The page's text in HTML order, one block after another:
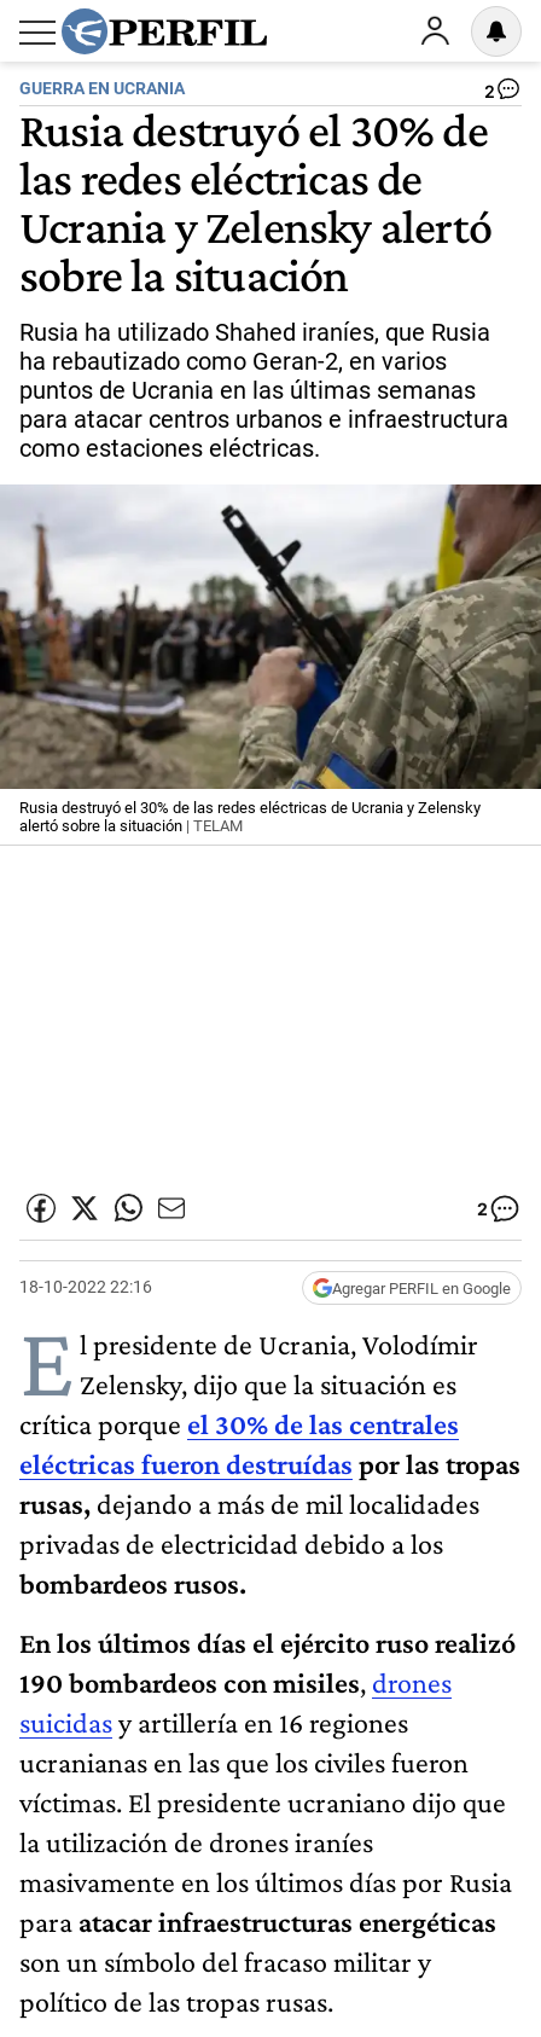
GUERRA EN UCRANIA 2
Rusia destruyó el 30% de
las redes eléctricas de
Ucrania y Zelensky alertó
sobre la situación
Rusia ha utilizado Shahed iraníes, que Rusia
ha rebautizado como Geran-2, en varios
puntos de Ucrania en las últimas semanas
para atacar centros urbanos e infraestructura
como estaciones eléctricas.
Rusia destruyó el 30% de las redes eléctricas de Ucrania y Zelensky
alertó sobre la situación | TELAM
2
18-10-2022 22:16 Agregar PERFIL en Google
E l presidente de Ucrania, Volodímir
Zelensky, dijo que la situación es
crítica porque el 30% de las centrales
eléctricas fueron destruídas por las tropas
rusas, dejando a más de mil localidades
privadas de electricidad debido a los
bombardeos rusos.
En los últimos días el ejército ruso realizó
190 bombardeos con misiles, drones
suicidasy artillería en 16 regiones
ucranianas en las que los civiles fueron
víctimas. El presidente ucraniano dijo que
la utilización de drones iraníes
masivamente en los últimos días por Rusia
para atacar infraestructuras energéticas
son un símbolo del fracaso militar y
político de las tropas rusas.